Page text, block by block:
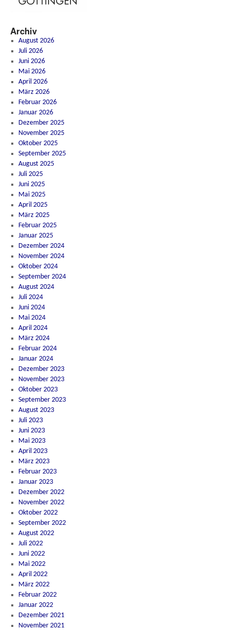
Archiv
August 2026
Juli 2026
Juni 2026
Mai 2026
April 2026
März 2026
Februar 2026
Januar 2026
Dezember 2025
November 2025
Oktober 2025
September 2025
August 2025
Juli 2025
Juni 2025
Mai 2025
April 2025
März 2025
Februar 2025
Januar 2025
Dezember 2024
November 2024
Oktober 2024
September 2024
August 2024
Juli 2024
Juni 2024
Mai 2024
April 2024
März 2024
Februar 2024
Januar 2024
Dezember 2023
November 2023
Oktober 2023
September 2023
August 2023
Juli 2023
Juni 2023
Mai 2023
April 2023
März 2023
Februar 2023
Januar 2023
Dezember 2022
November 2022
Oktober 2022
September 2022
August 2022
Juli 2022
Juni 2022
Mai 2022
April 2022
März 2022
Februar 2022
Januar 2022
Dezember 2021
November 2021